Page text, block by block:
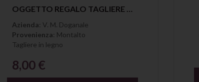
Anteprima OGGETTO REGALO TAGLIERE IN LEGNO MASSELLO VECCHIO MAGAZZINO DOGANALE
Azienda: V. M. Doganale
Provenienza: Montalto
Tagliere in legno
8,00 €